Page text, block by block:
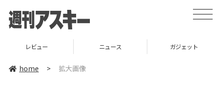
toggle
レビュー ニュース ガジェット
home > 拡大画像